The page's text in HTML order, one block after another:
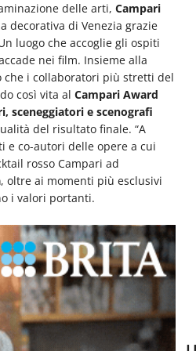
delle arti, Campari
decorativa di Venezia grazie
luogo che accoglie gli ospiti
nei film. Insieme alla
che i collaboratori più stretti del
così vita al Campari Award
sceneggiatori e scenografi
del risultato finale. “A
e co-autori delle opere a cui
rosso Campari ad
, oltre ai momenti più esclusivi
i valori portanti.